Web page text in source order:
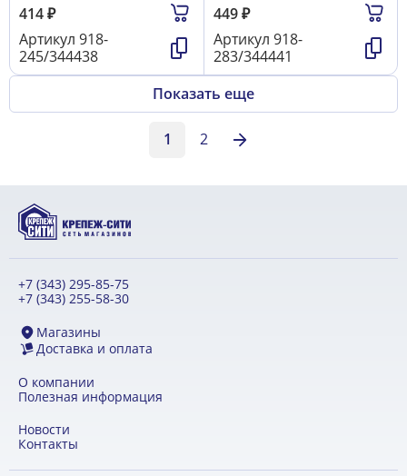
414₽
Артикул 918-
245/344438
449₽
Артикул 918-
283/344441
Показать еще
1 2
+7 (343) 295-85-75
+7 (343) 255-58-30
Магазины
Доставка и оплата
О компании
Полезная информация
Новости
Контакты